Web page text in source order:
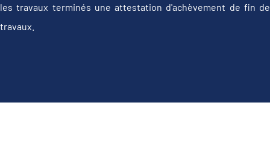
les travaux terminés une attestation d'achèvement de fin de
travaux.